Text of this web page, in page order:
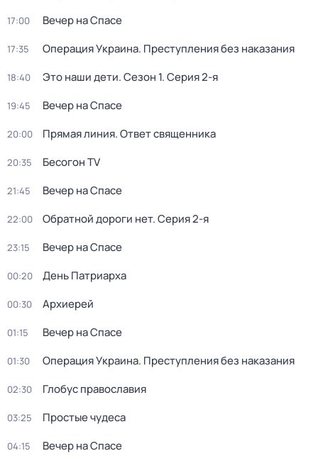
17:00 Вечер на Спасе
17:35 Операция Украина. Преступления без наказания
18:40 Это наши дети. Сезон 1. Серия 2-я
19:45 Вечер на Спасе
20:00 Прямая линия. Ответ священника
20:35 Бесогон TV
21:45 Вечер на Спасе
22:00 Обратной дороги нет. Серия 2-я
23:15 Вечер на Спасе
00:20 День Патриарха
00:30 Архиерей
01:15 Вечер на Спасе
01:30 Операция Украина. Преступления без наказания
02:30 Глобус православия
03:25 Простые чудеса
04:15
Вечер на Спасе